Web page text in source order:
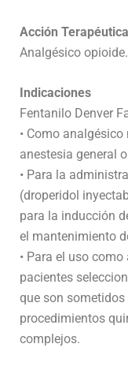
Acción Terapéutica
Analgésico opioide.
Indicaciones
Fentanilo Denver
• Como
anestesia general
• Para la
(droperidol
para la inducción
el mantenimiento
• Para el uso
pacientes
que son
procedimientos
complejos.